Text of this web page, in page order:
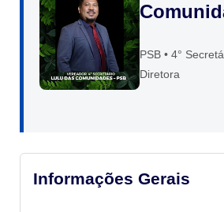
PSB • 4°
Diretora
Informações Gerais